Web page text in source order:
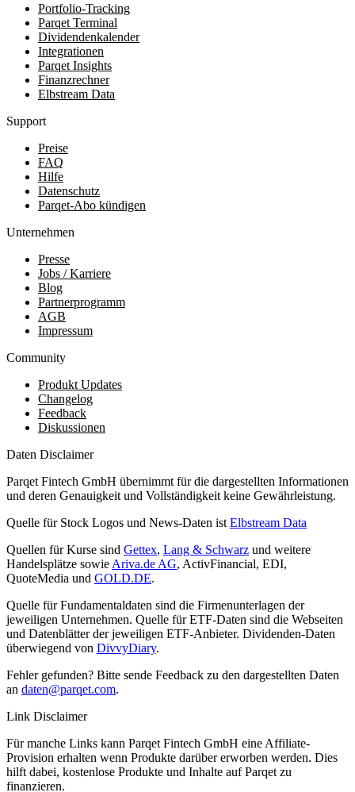
Portfolio-Tracking
Parqet Terminal
Dividendenkalender
Integrationen
Parqet Insights
Finanzrechner
Elbstream Data
Support
Preise
FAQ
Hilfe
Datenschutz
Parqet-Abo kündigen
Unternehmen
Presse
Jobs / Karriere
Blog
Partnerprogramm
AGB
Impressum
Community
Produkt Updates
Changelog
Feedback
Diskussionen
Daten Disclaimer
Parqet Fintech GmbH übernimmt für die dargestellten Informationen
und deren Genauigkeit und Vollständigkeit keine Gewährleistung.
Quelle für Stock Logos und News-Daten ist Elbstream Data
Quellen für Kurse sind Gettex, Lang & Schwarz und weitere
Handelsplätze sowie Ariva.de AG, ActivFinancial, EDI,
QuoteMedia und GOLD.DE.
Quelle für Fundamentaldaten sind die Firmenunterlagen der
jeweiligen Unternehmen. Quelle für ETF-Daten sind die Webseiten
und Datenblätter der jeweiligen ETF-Anbieter. Dividenden-Daten
überwiegend von DivvyDiary.
Fehler gefunden? Bitte sende Feedback zu den dargestellten Daten
an daten@parqet.com.
Link Disclaimer
Für manche Links kann Parqet Fintech GmbH eine Affiliate-
Provision erhalten wenn Produkte darüber erworben werden. Dies
hilft dabei, kostenlose Produkte und Inhalte auf Parqet zu
finanzieren.